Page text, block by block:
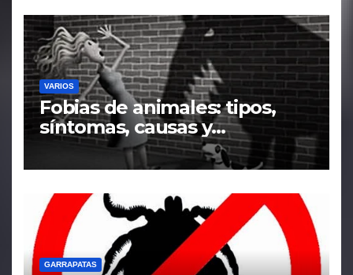
VARIOS
Fobias de animales: tipos,
síntomas, causas y
tratamiento
GARRAPATAS